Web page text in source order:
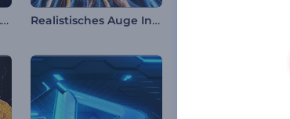
Bebende Starflight Logoenthüllung Realistisches Auge Intro